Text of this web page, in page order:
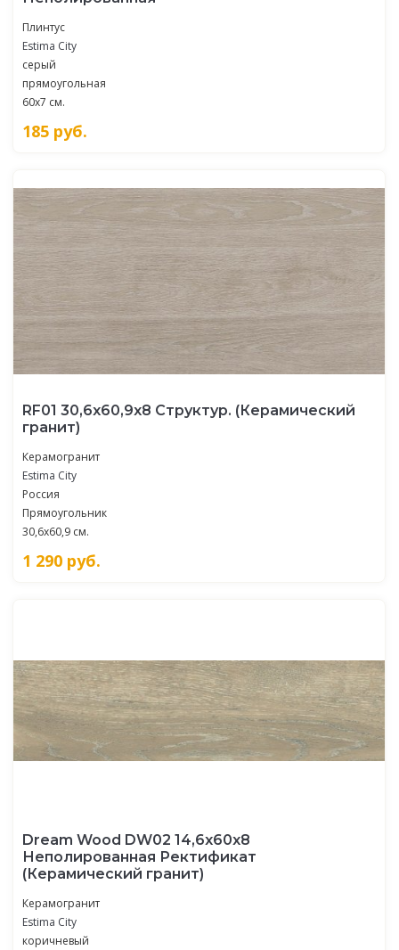
Плинтус
Estima City
серый
прямоугольная
60x7 см.
185 руб.
RF01 30,6x60,9x8 Структур. (Керамический
гранит)
Керамогранит
Estima City
Россия
Прямоугольник
30,6x60,9 см.
1 290 руб.
Dream Wood DW02 14,6x60x8
Неполированная Ректификат
(Керамический гранит)
Керамогранит
Estima City
коричневый